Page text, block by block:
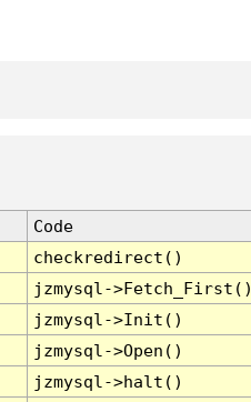
Code
checkredirect()
jzmysql-
jzmysql->Init()
jzmysql->Open()
jzmysql->halt()